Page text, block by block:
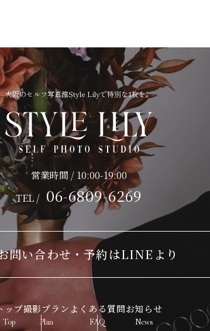
大阪のセルフ写真館Style Lilyで特別な1枚を。
営業時間 / 10:00-19:00
TEL / 06-6809-6269
問い合わせ・予約はLINEより
ップ
Top
撮影プラン
Plan
よくある質問
FAQ
お知らせ
News